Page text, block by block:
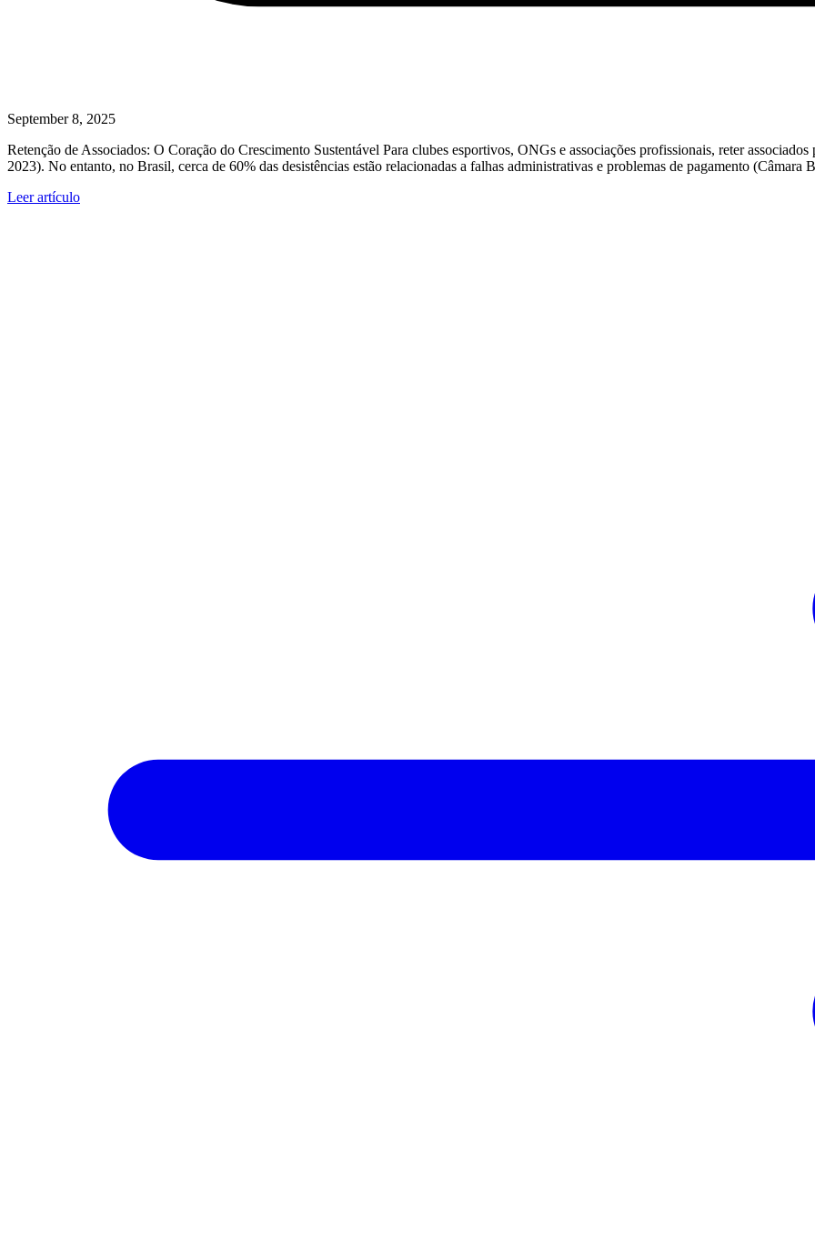
September 8, 2025
Retenção de Associados: O Coração do Crescimento Sustentável Para clubes esportivos, ONGs e associações profissionais, reter
2023). No entanto, no Brasil, cerca de 60% das desistências estão relacionadas a falhas administrativas e problemas de pagamento
Leer artículo